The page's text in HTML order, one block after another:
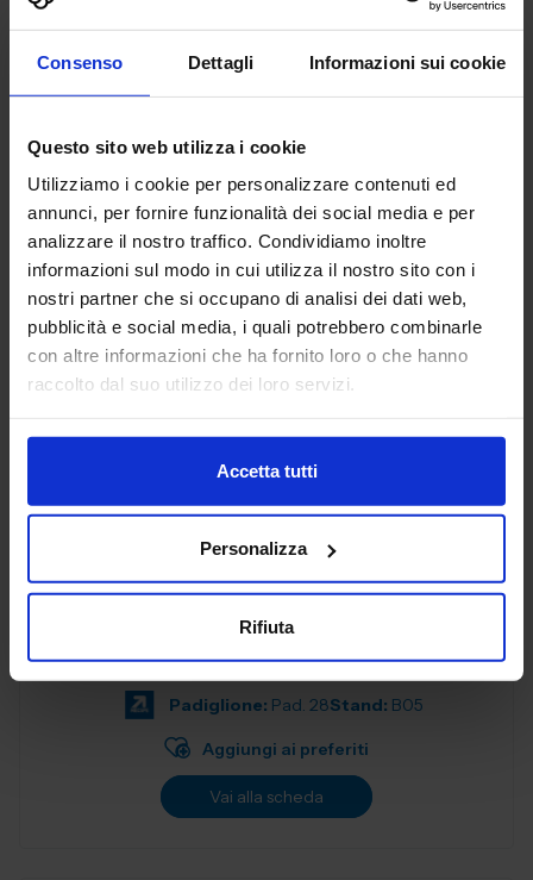
Consenso Dettagli Informazioni sui cookie
Questo sito web utilizza i cookie
Utilizziamo i cookie per personalizzare contenuti ed
annunci, per fornire funzionalità dei social media e per
analizzare il nostro traffico. Condividiamo inoltre
informazioni sul modo in cui utilizza il nostro sito con i
nostri partner che si occupano di analisi dei dati web,
pubblicità e social media, i quali potrebbero combinarle
con altre informazioni che ha fornito loro o che hanno
raccolto dal suo utilizzo dei loro servizi.
Accetta tutti
Personalizza
Rifiuta
3DZ S.P.A.
nelle imprese e nella vendita dei più prestigiosi brand
mondiali di stampanti con tecnologia a filamento, polvere,
resina,...
Padiglione: Pad. 36 Stand:D64
Aggiungi ai preferiti
Vai alla scheda
progettazione e produzione di dispositivi elettronici per
l'utilizzo in diversi ambiti industriali. Si esegue la
progettazio...
Padiglione: Pad. 28Stand: B05
Aggiungi ai preferiti
Vai alla scheda